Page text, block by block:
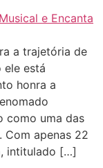
a trajetória de
ele está
honra a
como uma das
Com apenas 22
intitulado […]